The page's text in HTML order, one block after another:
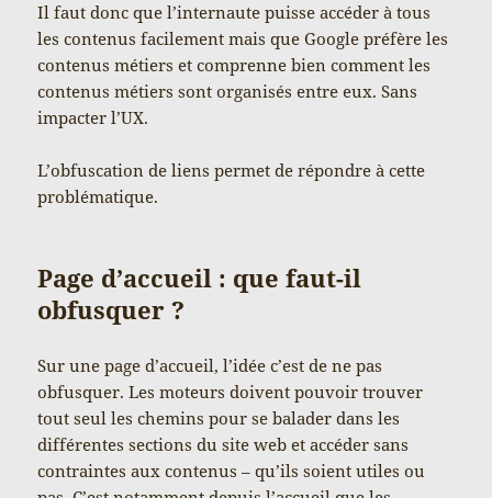
Il faut donc que l’internaute puisse accéder à tous
les contenus facilement mais que Google préfère les
contenus métiers et comprenne bien comment les
contenus métiers sont organisés entre eux. Sans
impacter l’UX.
L’obfuscation de liens permet de répondre à cette
problématique.
Page d’accueil : que faut-il
obfusquer ?
Sur une page d’accueil, l’idée c’est de ne pas
obfusquer. Les moteurs doivent pouvoir trouver
tout seul les chemins pour se balader dans les
différentes sections du site web et accéder sans
contraintes aux contenus – qu’ils soient utiles ou